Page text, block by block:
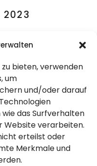
bieten, verwenden
um
und/oder darauf
das Surfverhalten
Website verarbeiten.
erteilst oder
Merkmale und